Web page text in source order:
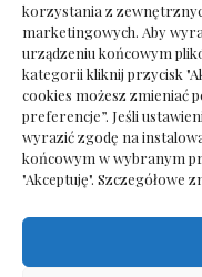
korzystania z
marketingowych. Aby
urządzeniu końcowym
kategorii kliknij przycisk
cookies możesz zmieniać
preferencje”. Jeśli
wyrazić zgodę na
końcowym w wybranym
"Akceptuję". Szczegółowe